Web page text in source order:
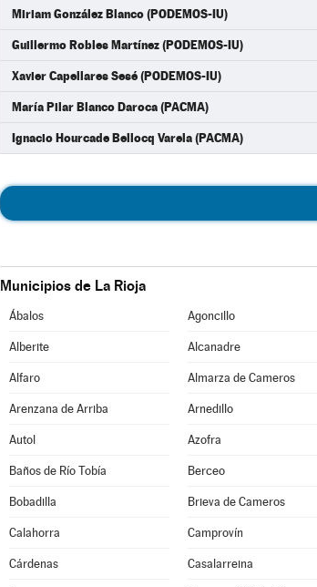
Miriam González Blanco (PODEMOS-IU)
Guillermo Robles Martínez (PODEMOS-IU)
Xavier Capellares Sesé (PODEMOS-IU)
María Pilar Blanco Daroca (PACMA)
Ignacio Hourcade Bellocq Varela (PACMA)
Municipios de La Rioja
Ábalos Agoncillo
Alberite Alcanadre
Alfaro Almarza de Cameros
Arenzana de Arriba Arnedillo
Autol Azofra
Baños de Río Tobía Berceo
Bobadilla Brieva de Cameros
Calahorra Camprovín
Cárdenas Casalarreina